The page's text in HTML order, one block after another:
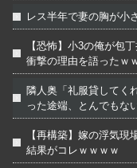
レス半年で妻の胸が小
【恐怖】小3の俺が包
衝撃の理由を語ったｗ
隣人奥「礼服貸してく
った途端、とんでもな
【再構築】嫁の浮気
結果がコレｗｗｗｗ